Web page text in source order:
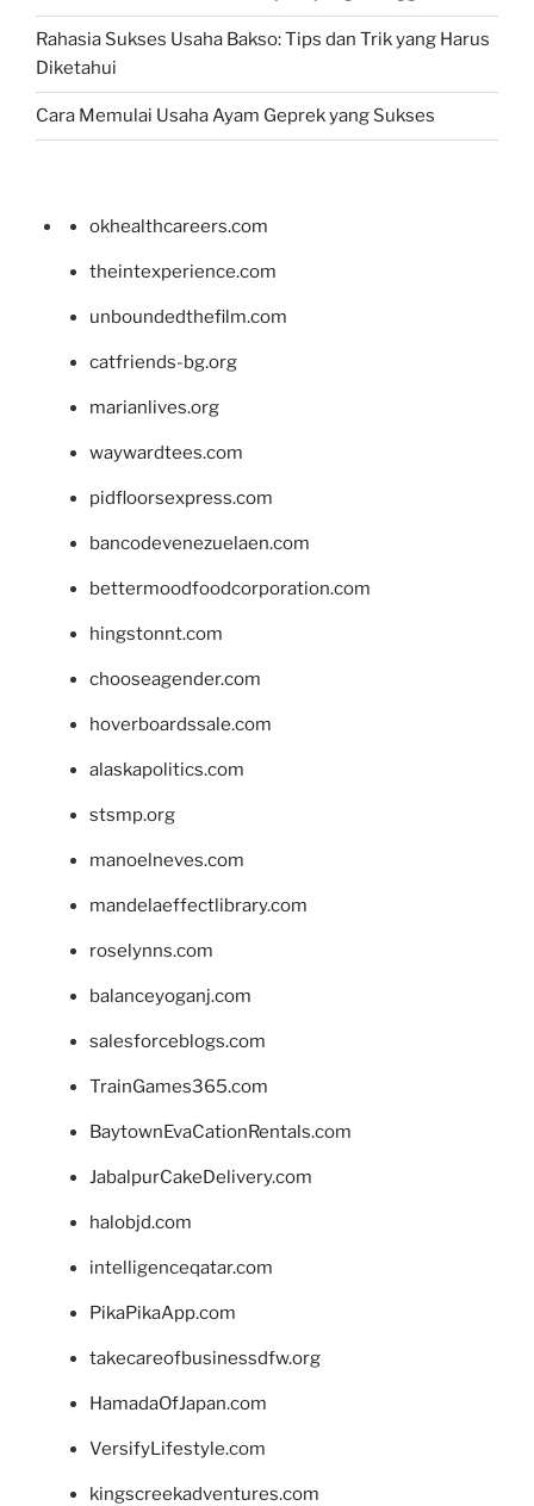
Rahasia Sukses Usaha Bakso: Tips dan Trik yang Harus
Diketahui
Cara Memulai Usaha Ayam Geprek yang Sukses
okhealthcareers.com
theintexperience.com
unboundedthefilm.com
catfriends-bg.org
marianlives.org
waywardtees.com
pidfloorsexpress.com
bancodevenezuelaen.com
bettermoodfoodcorporation.com
hingstonnt.com
chooseagender.com
hoverboardssale.com
alaskapolitics.com
stsmp.org
manoelneves.com
mandelaeffectlibrary.com
roselynns.com
balanceyoganj.com
salesforceblogs.com
TrainGames365.com
BaytownEvaCationRentals.com
JabalpurCakeDelivery.com
halobjd.com
intelligenceqatar.com
PikaPikaApp.com
takecareofbusinessdfw.org
HamadaOfJapan.com
VersifyLifestyle.com
kingscreekadventures.com